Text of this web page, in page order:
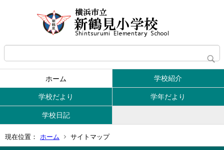
ホーム 学校紹介
学校だより 学年だより
学校日記
現在位置： ホーム サイトマップ